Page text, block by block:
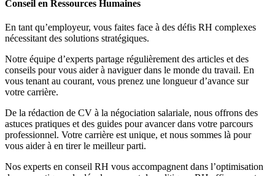
Conseil en Ressources Humaines
En tant qu’employeur, vous faites face à des défis RH complexes
nécessitant des solutions stratégiques.
Notre équipe d’experts partage régulièrement des articles et des
conseils pour vous aider à naviguer dans le monde du travail. En
vous tenant au courant, vous prenez une longueur d’avance sur
votre carrière.
De la rédaction de CV à la négociation salariale, nous offrons des
astuces pratiques et des guides pour avancer dans votre parcours
professionnel. Votre carrière est unique, et nous sommes là pour
vous aider à en tirer le meilleur parti.
Nos experts en conseil RH vous accompagnent dans l’optimisation